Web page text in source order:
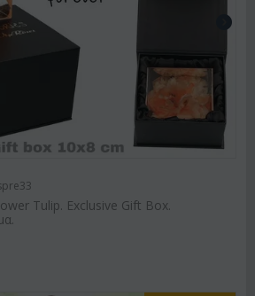
Tulip. Exclusive Gift Box.